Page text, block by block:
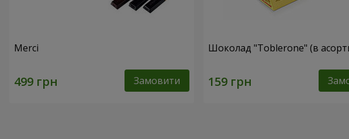
Merci
Замовити
Шоколад "Toblerone" (в